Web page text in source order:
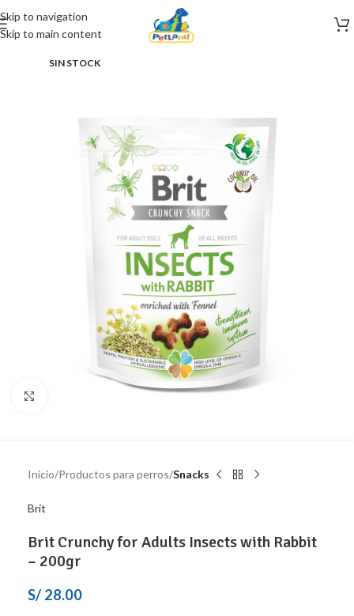
Skip to navigation
Skip to main content
SIN STOCK
Inicio Productos para perros Snacks
Brit
Brit Crunchy for Adults Insects with Rabbit
– 200gr
S/ 28.00